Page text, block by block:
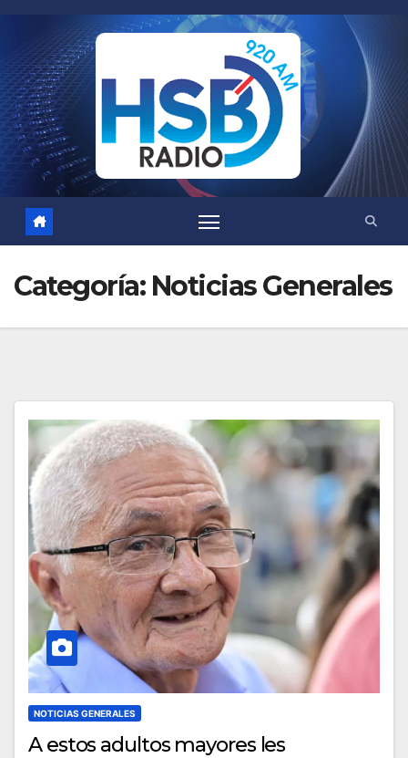
contenido
Categoría: Noticias Generales
NOTICIAS GENERALES
A estos adultos mayores les